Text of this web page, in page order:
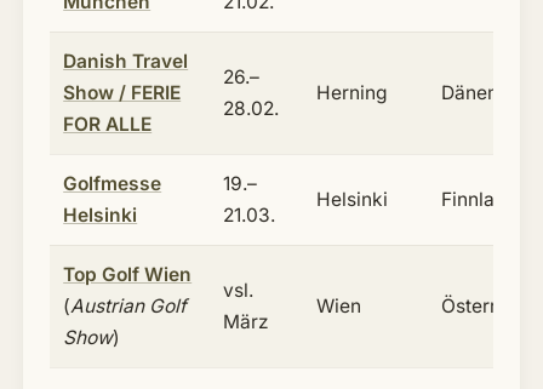
Danish Travel
Show / FERIE
FOR ALLE
26.–
28.02.
Herning Dänemark
Golfmesse
Helsinki
19.–
21.03.
Helsinki Finnland
Top Golf Wien
(Austrian Golf
Show)
vsl.
März
Wien Österreich